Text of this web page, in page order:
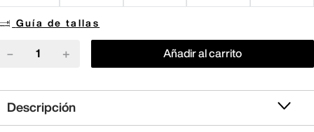
Guía de tallas
＋
－ Añadir al carrito
Descripción